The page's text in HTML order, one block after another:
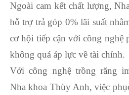
Ngoài cam kết chất lượng,
hỗ trợ trả góp 0% lãi suất
cơ hội tiếp cận với công nghệ
không quá áp lực về tài chính.
Với công nghệ trồng răng
Nha khoa Thùy Anh, việc